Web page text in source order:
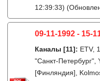
12:39:33)
09-11-1992 - 15-
Каналы [11]: ETV,
"Санкт-
[Финляндия],